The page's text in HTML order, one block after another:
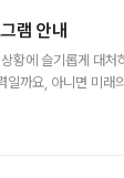
램 안내
황에 슬기롭게 대처
일까요, 아니면 미래
. 애석하지만, 그것